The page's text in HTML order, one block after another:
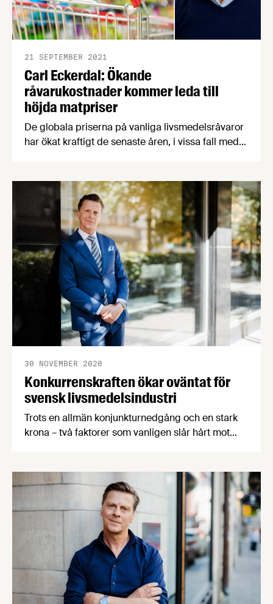
Carl Eckerdal: Ökande
råvarukostnader kommer leda till
höjda matpriser
21 SEPTEMBER 2021
De globala priserna på vanliga livsmedelsråvaror
har ökat kraftigt de senaste åren, i vissa fall med
Livsmedelsföretagens chefekonom Carl Eckerdal
förklarar.
Konkurrenskraften ökar oväntat för
svensk livsmedelsindustri
30 NOVEMBER 2020
Trots en allmän konjunkturnedgång och en stark
krona – två faktorer som vanligen slår hårt mot
livsmedelsindustrin ökat i konkurrenskraft under
årets tredje kvartal. Detta enligt
Livsmedelsföretagens senaste konjunkturbrev..